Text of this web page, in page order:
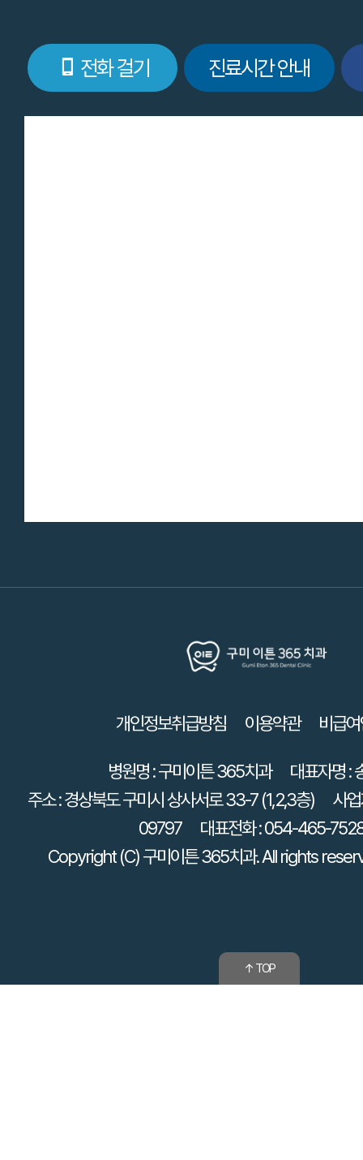
전화 걸기 진료시간 안내
개인정보취급방침 이용약관 비급
병원명 : 구미이튼 365치과
대표자명 :
주소 : 경상북도 구미시 상사서로 33-7 (1,2,3층)
사
09797
대표전화 : 054-465-
Copyright (C) 구미이튼 365치과. All rights
↑ TOP